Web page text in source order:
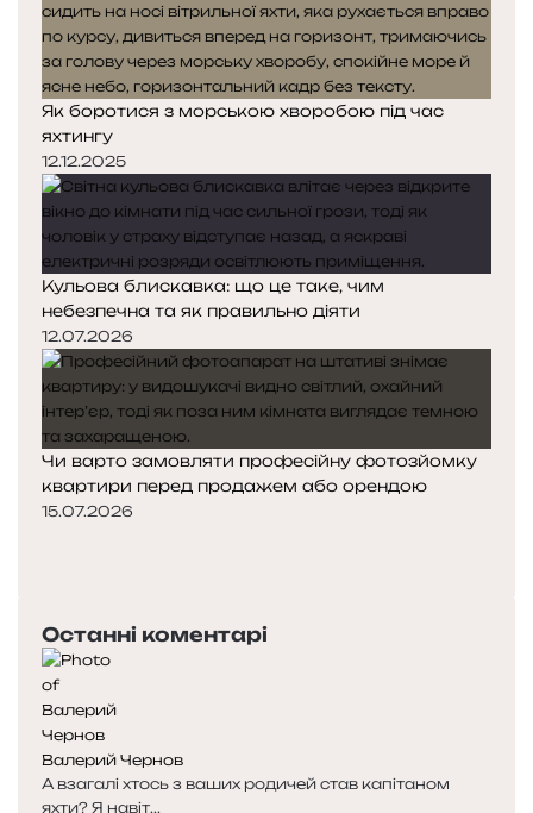
Як боротися з морською хворобою під час
яхтингу
12.12.2025
Кульова блискавка: що це таке, чим
небезпечна та як правильно діяти
12.07.2026
Чи варто замовляти професійну фотозйомку
квартири перед продажем або орендою
15.07.2026
Останні коментарі
Валерий Чернов
А взагалі хтось з ваших родичей став капітаном
яхти? Я навіт...